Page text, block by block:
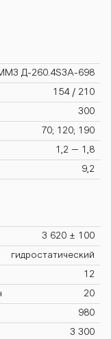
Д-260.4S3A-698
154 / 210
300
70; 120; 190
1,2 – 1,8
9,2
3 620 ± 100
гидростатический
12
20
980
3 300